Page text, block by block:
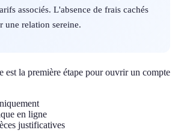
associés. L'absence de frais cachés
une relation sereine.
est la première étape pour ouvrir un compte
en ligne
justificatives